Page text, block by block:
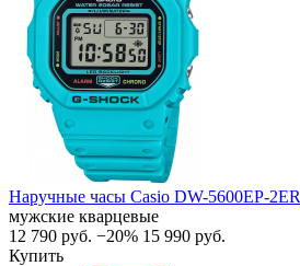
Наручные часы Casio DW-5600EP-2ER
мужские кварцевые
12 790 руб. −20% 15 990 руб.
Купить